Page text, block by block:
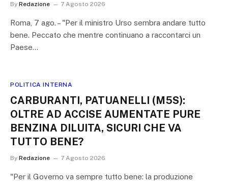
By Redazione 7 Agosto 2026
Roma, 7 ago. – "Per il ministro Urso sembra andare tutto
bene. Peccato che mentre continuano a raccontarci un
Paese…
POLITICA INTERNA
CARBURANTI, PATUANELLI (M5S):
OLTRE AD ACCISE AUMENTATE PURE
BENZINA DILUITA, SICURI CHE VA
TUTTO BENE?
By Redazione 7 Agosto 2026
"Per il Governo va sempre tutto bene: la produzione